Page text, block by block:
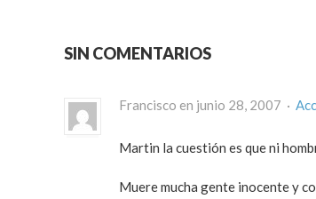
SIN COMENTARIOS
Francisco en junio 28, 2007 ·
Martin la cuestión es que ni
Muere mucha gente inocente y